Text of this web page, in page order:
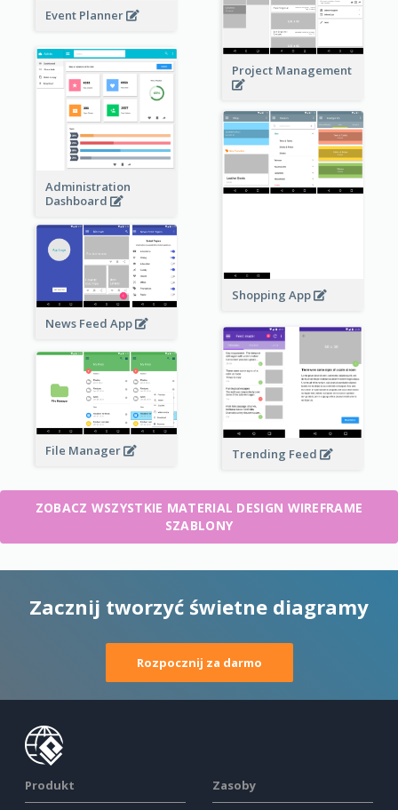
Event Planner
Project Management
Administration
Dashboard
Shopping App
News Feed App
Trending Feed
File Manager
ZOBACZ WSZYSTKIE MATERIAL DESIGN WIREFRAME
SZABLONY
Zacznij tworzyć świetne diagramy
Rozpocznij za darmo
Produkt Zasoby